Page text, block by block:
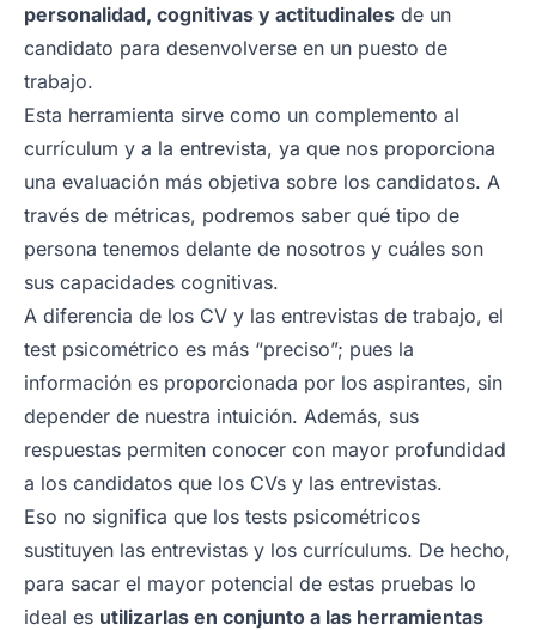
personalidad, cognitivas y actitudinales de un
candidato para desenvolverse en un puesto de
trabajo.
Esta herramienta sirve como un complemento al
currículum y a la entrevista, ya que nos proporciona
una evaluación más objetiva sobre los candidatos. A
través de métricas, podremos saber qué tipo de
persona tenemos delante de nosotros y cuáles son
sus capacidades cognitivas.
A diferencia de los CV y las entrevistas de trabajo, el
test psicométrico es más “preciso”; pues la
información es proporcionada por los aspirantes, sin
depender de nuestra intuición. Además, sus
respuestas permiten conocer con mayor profundidad
a los candidatos que los CVs y las entrevistas.
Eso no significa que los tests psicométricos
sustituyen las entrevistas y los currículums. De hecho,
para sacar el mayor potencial de estas pruebas lo
ideal es utilizarlas en conjunto a las herramientas